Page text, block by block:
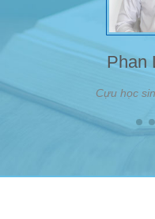
Phan
Cựu học